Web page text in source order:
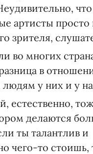
артисты просто
зрителя,
во многих
в
у них и у
естественно,
делаются
ты талантлив и
чего-то стоишь,